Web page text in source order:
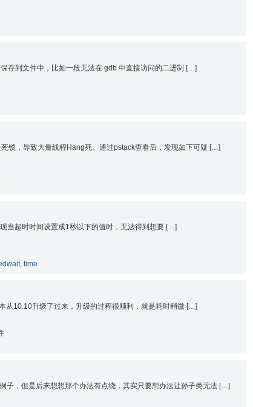
存到文件中，比如一段无法在 gdb 中直接访问的二进制 […]
锁，导致大量线程Hang死。通过pstack查看后，发现如下可疑 […]
当超时时间设置成1秒以下的值时，无法得到想要 […]
, time
从10.10升级了过来，升级的过程很顺利，就是耗时稍微 […]
子，但是后来想想那个办法有点绕，其实只要想办法让孙子类无法 […]